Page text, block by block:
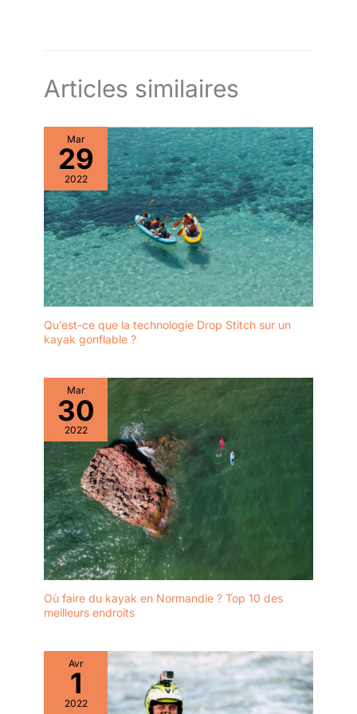
Articles similaires
Mar
29
2022
Qu’est-ce que la technologie Drop Stitch sur un
kayak gonflable ?
Mar
30
2022
Où faire du kayak en Normandie ? Top 10 des
meilleurs endroits
Avr
1
2022